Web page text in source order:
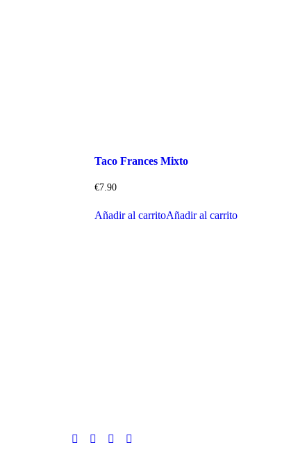
Taco Frances Mixto
€7.90
Añadir al carritoAñadir al carrito